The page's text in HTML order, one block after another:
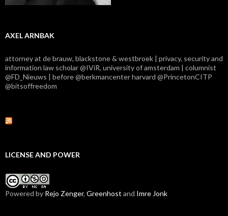
AXEL ARNBAK
attorney at de brauw, blackstone & westbroek | privacy, security and
information law scholar @IViR, university of amsterdam | columnist
@FD_Nieuws | before @berkmancenter harvard @PrincetonCITP
@bitsoffreedom
LICENSE AND POWER
Powered by Rejo Zenger, Greenhost and Imre Jonk